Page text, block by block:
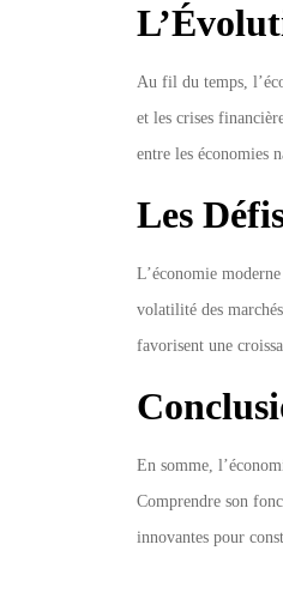
Au fil du temps,
et les crises
entre les économies
Les
L’économie
volatilité des
favorisent une
En somme,
Comprendre son
innovantes pour